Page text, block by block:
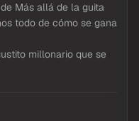
Más allá de la guita
todo de cómo se gana
millonario que se